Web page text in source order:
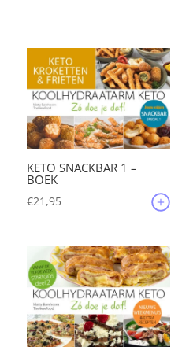
KETO SNACKBAR 1 –
BOEK
€21,95